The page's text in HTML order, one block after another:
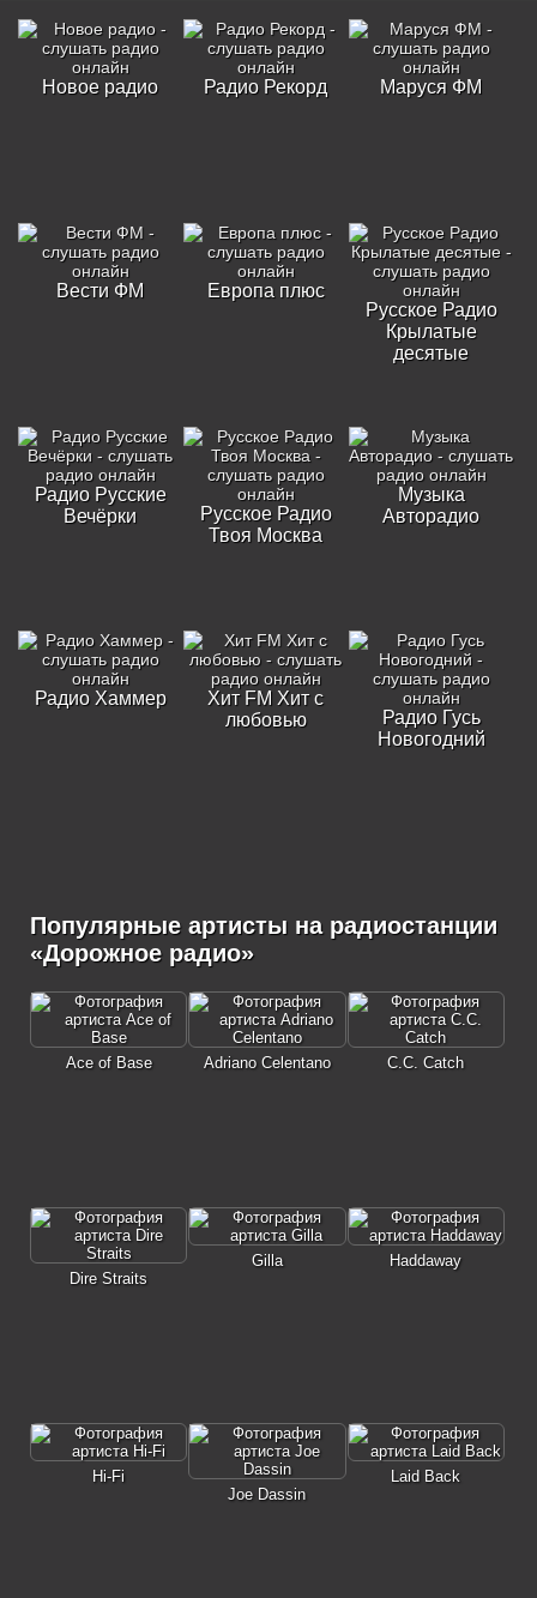
Новое радио Радио Рекорд Маруся ФМ
Вести ФМ
Европа плюс
Русское Радио
Крылатые
десятые
Радио Русские
Вечёрки
Русское Радио
Твоя Москва
Музыка
Авторадио
Радио Хаммер
Хит FM Хит с
любовью
Радио Гусь
Новогодний
Популярные артисты на радиостанции
«Дорожное радио»
Ace of Base Adriano Celentano C.C. Catch
Dire Straits
Gilla Haddaway
Hi-Fi
Joe Dassin
Laid Back